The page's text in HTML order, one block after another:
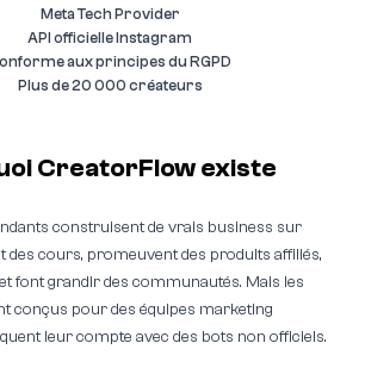
Meta Tech Provider
API officielle Instagram
aux principes du RGPD
Plus de 20 000 créateurs
CreatorFlow existe
construisent de vrais business sur
des cours, promeuvent des produits affiliés,
font grandir des communautés. Mais les
conçus pour des équipes marketing
leur compte avec des bots non officiels.